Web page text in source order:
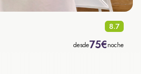
8.7
desde75€noche